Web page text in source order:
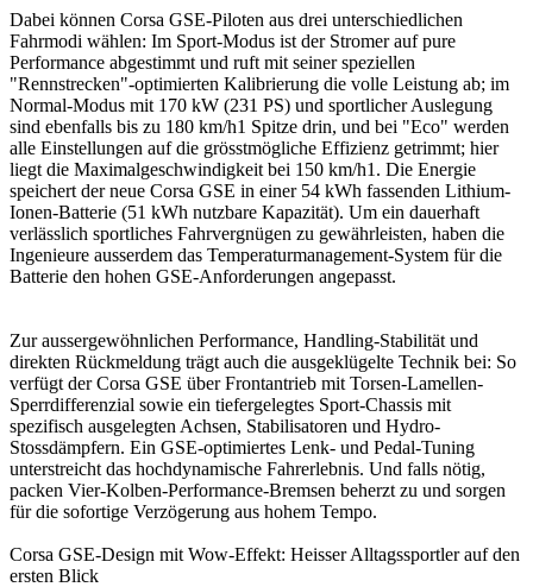
Dabei können Corsa GSE-Piloten aus drei unterschiedlichen
Fahrmodi wählen: Im Sport-Modus ist der Stromer auf pure
Performance abgestimmt und ruft mit seiner speziellen
"Rennstrecken"-optimierten Kalibrierung die volle Leistung ab; im
Normal-Modus mit 170 kW (231 PS) und sportlicher Auslegung
sind ebenfalls bis zu 180 km/h1 Spitze drin, und bei "Eco" werden
alle Einstellungen auf die grösstmögliche Effizienz getrimmt; hier
liegt die Maximalgeschwindigkeit bei 150 km/h1. Die Energie
speichert der neue Corsa GSE in einer 54 kWh fassenden Lithium-
Ionen-Batterie (51 kWh nutzbare Kapazität). Um ein dauerhaft
verlässlich sportliches Fahrvergnügen zu gewährleisten, haben die
Ingenieure ausserdem das Temperaturmanagement-System für die
Batterie den hohen GSE-Anforderungen angepasst.
Zur aussergewöhnlichen Performance, Handling-Stabilität und
direkten Rückmeldung trägt auch die ausgeklügelte Technik bei: So
verfügt der Corsa GSE über Frontantrieb mit Torsen-Lamellen-
Sperrdifferenzial sowie ein tiefergelegtes Sport-Chassis mit
spezifisch ausgelegten Achsen, Stabilisatoren und Hydro-
Stossdämpfern. Ein GSE-optimiertes Lenk- und Pedal-Tuning
unterstreicht das hochdynamische Fahrerlebnis. Und falls nötig,
packen Vier-Kolben-Performance-Bremsen beherzt zu und sorgen
für die sofortige Verzögerung aus hohem Tempo.
Corsa GSE-Design mit Wow-Effekt: Heisser Alltagssportler auf den
ersten Blick